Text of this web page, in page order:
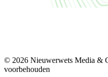
© 2026 Nieuwerwets Media &
voorbehouden